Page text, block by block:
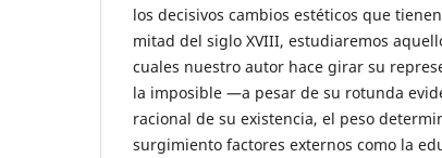
los decisivos cambios estéticos que
mitad del siglo XVIII, estudiaremos
cuales nuestro autor hace girar su
la imposible —a pesar de su rotunda
racional de su existencia, el peso
surgimiento factores externos como la